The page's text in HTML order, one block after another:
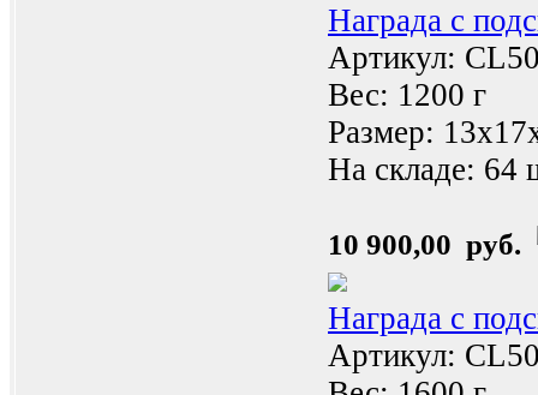
Награда с
Артикул:
Вес: 1200 г
Размер:
На складе: 64
10 900,00 руб.
Награда с
Артикул: